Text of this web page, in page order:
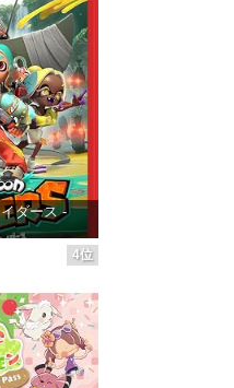
ダース -
価格：¥6,455
4位